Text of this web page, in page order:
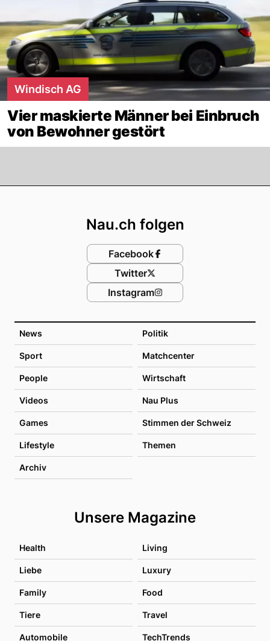
Windisch AG
Vier maskierte Männer bei Einbruch
von Bewohner gestört
News Politik
Sport Matchcenter
People Wirtschaft
Videos Nau Plus
Games Stimmen der Schweiz
Lifestyle Themen
Archiv
Unsere Magazine
Health Living
Liebe Luxury
Family Food
Tiere Travel
Automobile TechTrends
Nau.ch folgen
Facebook
Twitter
Instagram